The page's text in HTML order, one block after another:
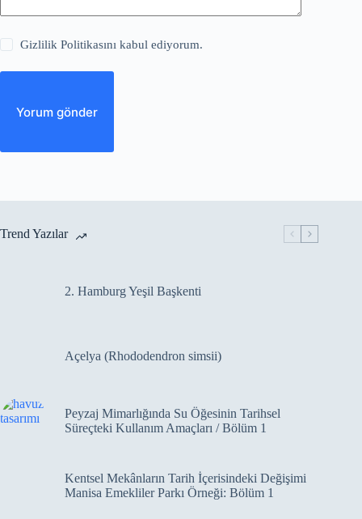
Gizlilik Politikasını kabul ediyorum.
Yorum gönder
Trend Yazılar
2. Hamburg Yeşil Başkenti
Açelya (Rhododendron simsii)
Peyzaj Mimarlığında Su Öğesinin Tarihsel
Süreçteki Kullanım Amaçları / Bölüm 1
Kentsel Mekânların Tarih İçerisindeki Değişimi
Manisa Emekliler Parkı Örneği: Bölüm 1